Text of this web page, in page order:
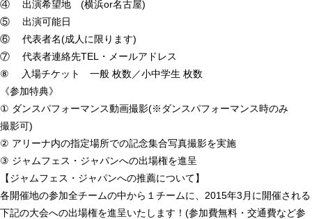
④ 出演希望地 (横浜or名古屋)
⑤ 出演可能日
⑥ 代表者名(成人に限ります)
⑦ 代表者連絡先TEL・メールアドレス
⑧ 入場チケット 一般 枚数／小中学生 枚数
《参加特典》
① ダンスパフォーマンス動画撮影(※ダンスパフォーマンス時のみ
撮影可)
② アリーナ内の指定場所での記念集合写真撮影を実施
③ ジャムフェス・ジャパンへの出場権を進呈
【ジャムフェス・ジャパンへの推薦について】
各開催地の参加全チームの中から１チームに、2015年3月に開催される
下記の大会への出場権を進呈いたします！(参加費無料・交通費など参